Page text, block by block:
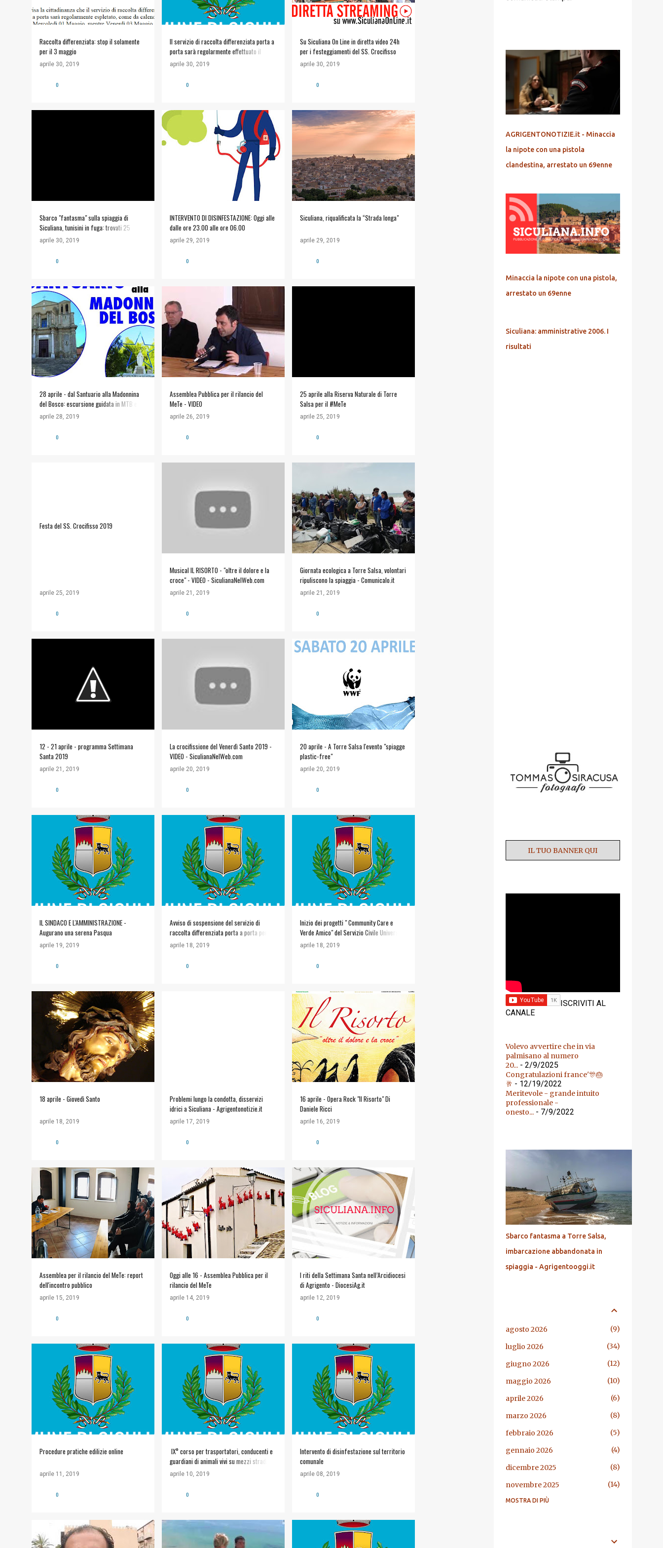
Raccolta differenziata: stop il solamente
per il 3 maggio
aprile 30, 2019
0
Il servizio di raccolta differenziata porta a
porta sarà regolarmente effettuato il
giorno 1 Maggio mentre il giorno 3 Maggio
aprile 30, 2019
0
Su Siculiana On Line in diretta video 24h
per i festeggiamenti del SS. Crocifisso
aprile 30, 2019
0
Sbarco "fantasma" sulla spiaggia di
Siculiana, tunisini in fuga: trovati 25
migranti - Agrigentonotizie.it
aprile 30, 2019
0
INTERVENTO DI DISINFESTAZIONE: Oggi alle
dalle ore 23.00 alle ore 06.00
aprile 29, 2019
#COMUNE DI SICULIANA +
INFORMAZIONI UTILI
0
Siculiana, riqualificata la “Strada longa"
aprile 29, 2019
LEONARDO LAURICELLA
0
28 aprile - dal Santuario alla Madonnina
del Bosco: escursione guidata in MTB e
Trekking
aprile 28, 2019
APPUNTAMENTI +
LA COMBRICCOLA DEI FOLLI
0
Assemblea Pubblica per il rilancio del
MeTe - VIDEO
aprile 26, 2019
#VIDEO MUSEO #METE
0
25 aprile alla Riserva Naturale di Torre
Salsa per il #MeTe
aprile 25, 2019
0
Festa del SS. Crocifisso 2019
aprile 25, 2019
0
Musical IL RISORTO - "oltre il dolore e la
croce" - VIDEO - SiculianaNelWeb.com
aprile 21, 2019
0
Giornata ecologica a Torre Salsa, volontari
ripuliscono la spiaggia - Comunicalo.it
aprile 21, 2019
0
12 - 21 aprile - programma Settimana
Santa 2019
aprile 21, 2019
COMUNITÀ ECCLESIALE
0
La crocifissione del Venerdì Santo 2019 -
VIDEO - SiculianaNelWeb.com
aprile 20, 2019
COMUNITÀ ECCLESIALE
0
20 aprile - A Torre Salsa l'evento "spiagge
plastic-free"
aprile 20, 2019
WWF TORRE SALSA
0
IL SINDACO E L'AMMINISTRAZIONE -
Augurano una serena Pasqua
aprile 19, 2019
#COMUNE DI SICULIANA
INFORMAZIONI UTILI
0
Avviso di sospensione del servizio di
raccolta differenziata porta a porta per il
giorno 22 aprile 2019
aprile 18, 2019
#COMUNE DI SICULIANA
INFORMAZIONI UTILI
0
Inizio dei progetti " Community Care e
Verde Amico" del Servizio Civile Universale
il giorno 30 aprile 2019
aprile 18, 2019
#COMUNE DI SICULIANA
INFORMAZIONI UTILI
0
18 aprile - Giovedì Santo
aprile 18, 2019
#TRADIZIONI +
COMUNITÀ ECCLESIALE
0
Problemi lungo la condotta, disservizi
idrici a Siculiana - Agrigentonotizie.it
aprile 17, 2019
0
16 aprile - Opera Rock "Il Risorto" Di
Daniele Ricci
aprile 16, 2019
#ARTE E CULTURA
0
Assemblea per il rilancio del MeTe: report
dell'incontro pubblico
aprile 15, 2019
MUSEO #METE
0
Oggi alle 16 - Assemblea Pubblica per il
rilancio del MeTe
aprile 14, 2019
MUSEO #METE
0
I riti della Settimana Santa nell’Arcidiocesi
di Agrigento - DiocesiAg.it
aprile 12, 2019
COMUNITÀ ECCLESIALE
0
Procedure pratiche edilizie online
aprile 11, 2019
#COMUNE DI SICULIANA
INFORMAZIONI UTILI
0
IX° corso per trasportatori, conducenti e
guardiani di animali vivi su mezzi stradali
ai fini del rilascio del certificato d’idoneità
aprile 10, 2019
#COMUNE DI SICULIANA
0
Intervento di disinfestazione sul territorio
comunale
aprile 08, 2019
#COMUNE DI SICULIANA
INFORMAZIONI UTILI
0
#POLITICA #VIDEO WWF TORRE SALSA #COMUNE DI SICULIANA
AGRIGENTONOTIZIE.it - Minaccia
la nipote con una pistola
clandestina, arrestato un 69enne
Minaccia la nipote con una pistola,
arrestato un 69enne
Siculiana: amministrative 2006. I
risultati
IL TUO BANNER QUI
ISCRIVITI AL
CANALE
Volevo avvertire che in via
palmisano al numero
20...- 2/9/2025
Congratulazioni france'🎊🎂
🥂 - 12/19/2022
Meritevole - grande intuito
professionale -
onesto...- 7/9/2022
Sbarco fantasma a Torre Salsa,
imbarcazione abbandonata in
spiaggia - Agrigentooggi.it
agosto 2026
9
luglio 2026
34
giugno 2026
12
maggio 2026
10
aprile 2026
6
marzo 2026
8
febbraio 2026
5
gennaio 2026
4
dicembre 2025
8
novembre 2025
14
ottobre 2025
MOSTRA DI PIÙ